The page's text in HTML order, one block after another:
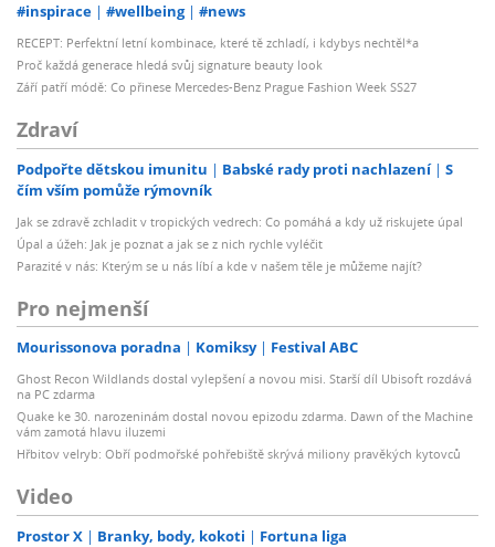
#inspirace #wellbeing #news
RECEPT: Perfektní letní kombinace, které tě zchladí, i kdybys nechtěl*a
Proč každá generace hledá svůj signature beauty look
Září patří módě: Co přinese Mercedes-Benz Prague Fashion Week SS27
Zdraví
Podpořte dětskou imunitu Babské rady proti nachlazení
S
čím vším pomůže rýmovník
Jak se zdravě zchladit v tropických vedrech: Co pomáhá a kdy už riskujete úpal
Úpal a úžeh: Jak je poznat a jak se z nich rychle vyléčit
Parazité v nás: Kterým se u nás líbí a kde v našem těle je můžeme najít?
Pro nejmenší
Mourissonova poradna Komiksy Festival ABC
Ghost Recon Wildlands dostal vylepšení a novou misi. Starší díl Ubisoft rozdává
na PC zdarma
Quake ke 30. narozeninám dostal novou epizodu zdarma. Dawn of the Machine
vám zamotá hlavu iluzemi
Hřbitov velryb: Obří podmořské pohřebiště skrývá miliony pravěkých kytovců
Video
Prostor X Branky, body, kokoti Fortuna liga